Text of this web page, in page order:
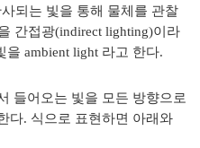
되는 빛을 통해 물체를 관찰
간접광(indirect lighting)이라
을 ambient light 라고 한다.
들어오는 빛을 모든 방향으로
다. 식으로 표현하면 아래와